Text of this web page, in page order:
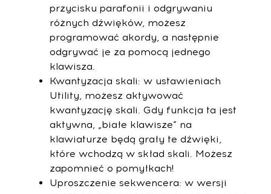
przycisku parafonii i odgrywaniu
różnych dźwięków, możesz
programować akordy, a następnie
odgrywać je za pomocą jednego
klawisza.
Kwantyzacja skali: w ustawieniach
Utility, możesz aktywować
kwantyzację skali. Gdy funkcja ta jest
aktywna, „białe klawisze” na
klawiaturze będą grały te dźwięki,
które wchodzą w skład skali. Możesz
zapomnieć o pomyłkach!
Uproszczenie sekwencera: w wersji